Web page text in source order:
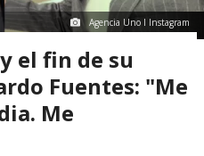
Agencia Uno I Instagram
el fin de su
Fuentes: "Me
Me